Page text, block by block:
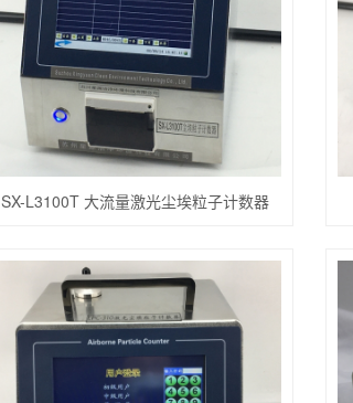
SX-L3100T 大流量激光尘埃粒子计数器